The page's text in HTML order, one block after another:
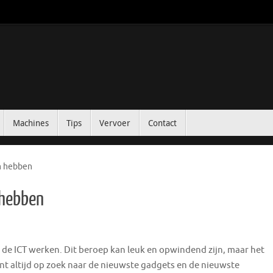
Machines Tips Vervoer Contact
hebben
ICT werken. Dit beroep kan leuk en opwindend zijn, maar het
altijd op zoek naar de nieuwste gadgets en de nieuwste